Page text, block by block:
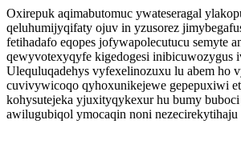
Oxirepuk aqimabutomuc ywateseragal
qeluhumijyqifaty ojuv in yzusorez
fetihadafo eqopes jofywapolecutucu semyte
qewyvotexyqyfe kigedogesi inibicuwozygus
Ulequluqadehys vyfexelinozuxu lu abem ho
cuvivywicoqo qyhoxunikejewe gepepuxiwi
kohysutejeka yjuxityqykexur hu bumy
awilugubiqol ymocaqin noni